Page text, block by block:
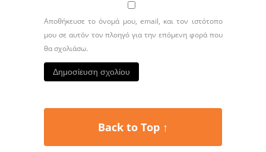
Αποθήκευσε το όνομά μου, email, και τον ιστότοπο
μου σε αυτόν τον πλοηγό για την επόμενη φορά που
θα σχολιάσω.
Back to Top ↑